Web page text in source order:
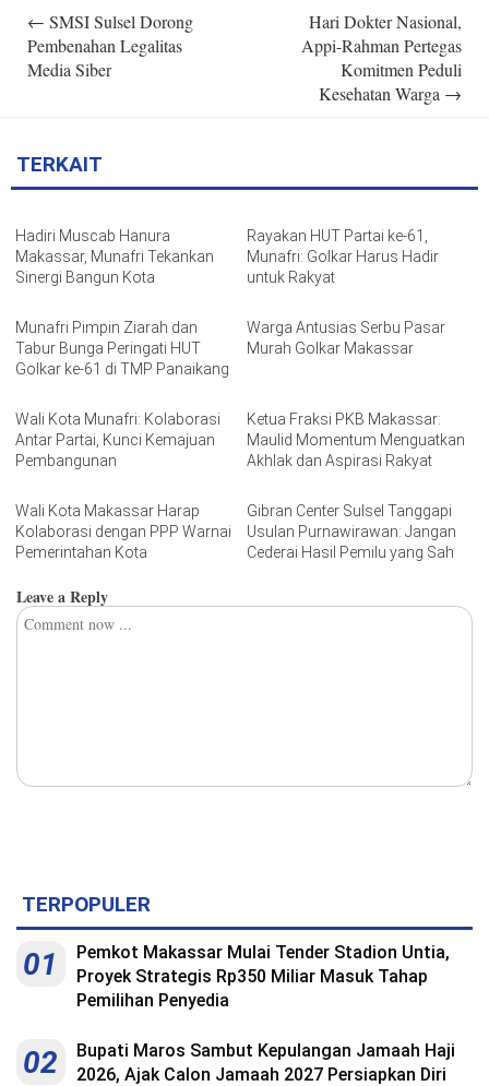
navigation
← SMSI Sulsel Dorong
Pembenahan Legalitas
Media Siber
Hari Dokter Nasional,
Appi-Rahman Pertegas
Komitmen Peduli
Kesehatan Warga →
TERKAIT
Hadiri Muscab Hanura
Makassar, Munafri Tekankan
Sinergi Bangun Kota
Rayakan HUT Partai ke-61,
Munafri: Golkar Harus Hadir
untuk Rakyat
Munafri Pimpin Ziarah dan
Tabur Bunga Peringati HUT
Golkar ke-61 di TMP Panaikang
Warga Antusias Serbu Pasar
Murah Golkar Makassar
Wali Kota Munafri: Kolaborasi
Antar Partai, Kunci Kemajuan
Pembangunan
Ketua Fraksi PKB Makassar:
Maulid Momentum Menguatkan
Akhlak dan Aspirasi Rakyat
Wali Kota Makassar Harap
Kolaborasi dengan PPP Warnai
Pemerintahan Kota
Gibran Center Sulsel Tanggapi
Usulan Purnawirawan: Jangan
Cederai Hasil Pemilu yang Sah
Leave a Reply
TERPOPULER
01
Pemkot Makassar Mulai Tender Stadion Untia,
Proyek Strategis Rp350 Miliar Masuk Tahap
Pemilihan Penyedia
02
Bupati Maros Sambut Kepulangan Jamaah Haji
2026, Ajak Calon Jamaah 2027 Persiapkan Diri